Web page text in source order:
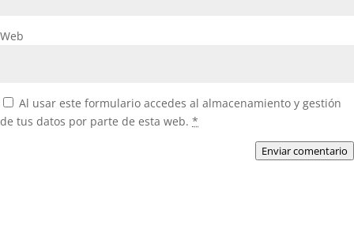
Web
Al usar este formulario accedes al almacenamiento y gestión
de tus datos por parte de esta web. *
Enviar comentario